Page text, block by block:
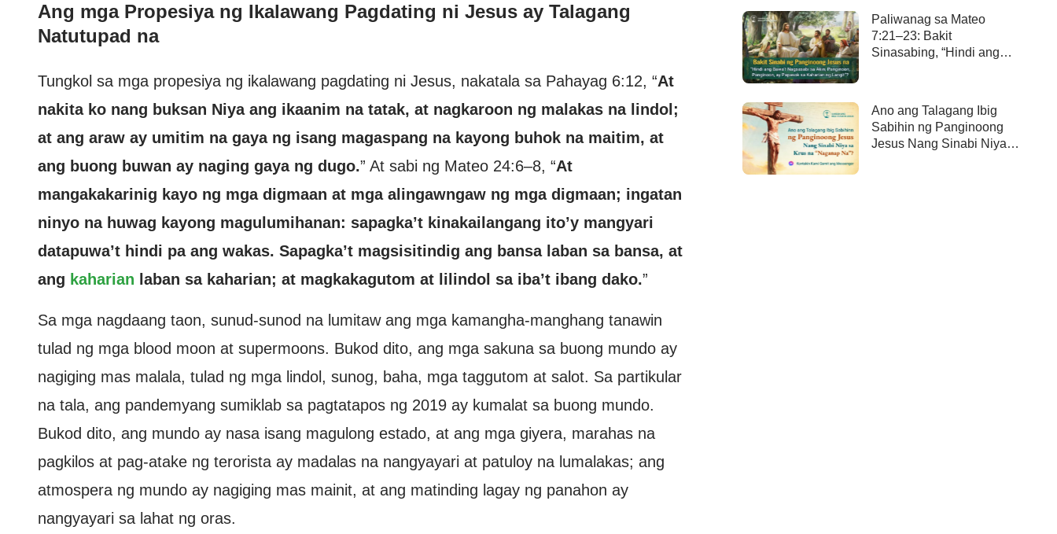
Ang mga Propesiya ng Ikalawang Pagdating ni Jesus ay Talagang
Natutupad na
Tungkol sa mga propesiya ng ikalawang pagdating ni Jesus, nakatala sa Pahayag 6:12, “At
nakita ko nang buksan Niya ang ikaanim na tatak, at nagkaroon ng malakas na lindol;
at ang araw ay umitim na gaya ng isang magaspang na kayong buhok na maitim, at
ang buong buwan ay naging gaya ng dugo.” At sabi ng Mateo 24:6–8, “At
mangakakarinig kayo ng mga digmaan at mga alingawngaw ng mga digmaan; ingatan
ninyo na huwag kayong magulumihanan: sapagka’t kinakailangang ito’y mangyari
datapuwa’t hindi pa ang wakas. Sapagka’t magsisitindig ang bansa laban sa bansa, at
ang kaharian laban sa kaharian; at magkakagutom at lilindol sa iba’t ibang dako.”
Sa mga nagdaang taon, sunud-sunod na lumitaw ang mga kamangha-manghang tanawin
tulad ng mga blood moon at supermoons. Bukod dito, ang mga sakuna sa buong mundo ay
nagiging mas malala, tulad ng mga lindol, sunog, baha, mga taggutom at salot. Sa partikular
na tala, ang pandemyang sumiklab sa pagtatapos ng 2019 ay kumalat sa buong mundo.
Bukod dito, ang mundo ay nasa isang magulong estado, at ang mga giyera, marahas na
pagkilos at pag-atake ng terorista ay madalas na nangyayari at patuloy na lumalakas; ang
atmospera ng mundo ay nagiging mas mainit, at ang matinding lagay ng panahon ay
nangyayari sa lahat ng oras.
Paliwanag sa Mateo
7:21–23: Bakit
Sinasabing, “Hindi ang
ng langit”?
Ano ang Talagang Ibig
Sabihin ng Panginoong
Jesus Nang Sinabi Niya